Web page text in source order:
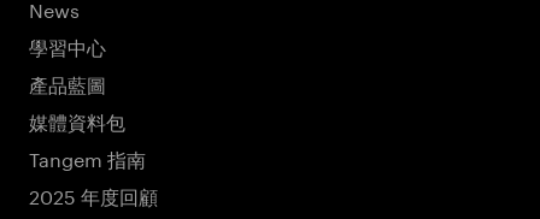
News
學習中心
產品藍圖
媒體資料包
Tangem 指南
2025 年度回顧